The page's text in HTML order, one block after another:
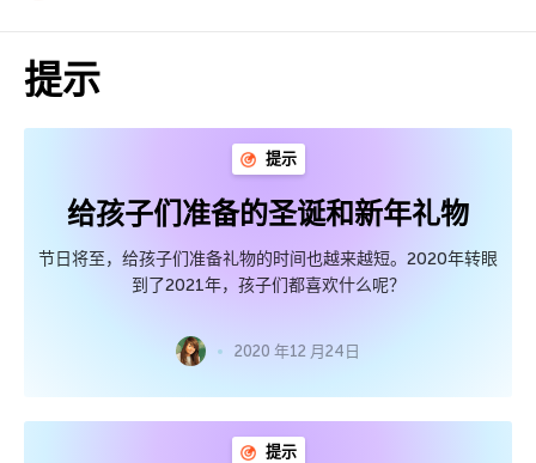
提示
提示
给孩子们准备的圣诞和新年礼物
节日将至，给孩子们准备礼物的时间也越来越短。2020年转眼
到了2021年，孩子们都喜欢什么呢？
2020 年12 月24日
提示